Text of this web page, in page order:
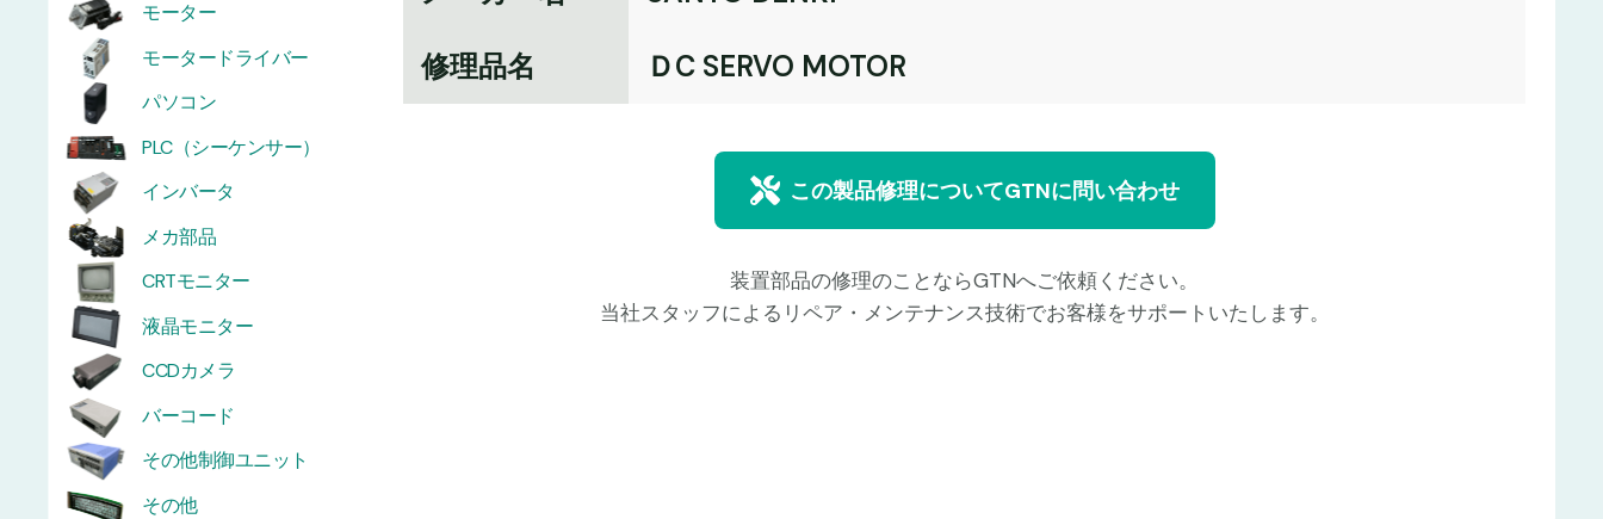
モーター
モータードライバー
パソコン
PLC（シーケンサー）
インバータ
メカ部品
CRTモニター
液晶モニター
CCDカメラ
バーコード
その他制御ユニット
その他
修理品名
ＤC SERVO MOTOR
この製品修理についてGTNに問い合わせ
装置部品の修理のことならGTNへご依頼ください。
当社スタッフによるリペア・メンテナンス技術でお客様をサポートいたします。